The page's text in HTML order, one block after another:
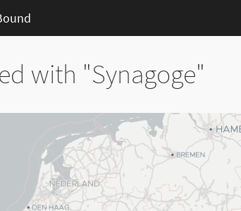
with "Synagoge"